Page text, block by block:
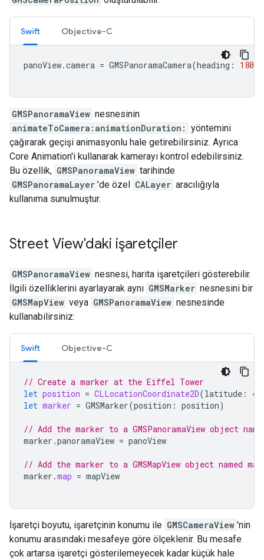
Swift Objective-C
panoView.camera = GMSPanoramaCamera(heading : 180
GMSPanoramaView nesnesinin
animateToCamera:animationDuration: yöntemini
çağırarak geçişi animasyonlu hale getirebilirsiniz. Ayrıca
Core Animation'i kullanarak kamerayı kontrol edebilirsiniz.
Bu özellik, GMSPanoramaView tarihinde
GMSPanoramaLayer 'de özel CALayer aracılığıyla
kullanıma sunulmuştur.
Street View'daki işaretçiler
GMSPanoramaView nesnesi, harita işaretçileri gösterebilir.
İlgili özelliklerini ayarlayarak aynı GMSMarker nesnesini bir
GMSMapView veya GMSPanoramaView nesnesinde
kullanabilirsiniz:
Swift Objective-C
// Create a marker at the Eiffel Tower
let position = CLLocationCoordinate2D(latitude :
let marker = GMSMarker(position : position)
// Add the marker to a GMSPanoramaView object
marker .panoramaView = panoView
// Add the marker to a GMSMapView object named
marker .map = mapView
İşaretçi boyutu, işaretçinin konumu ile GMSCameraView 'nin
konumu arasındaki mesafeye göre ölçeklenir. Bu mesafe
çok artarsa işaretçi gösterilemeyecek kadar küçük hale